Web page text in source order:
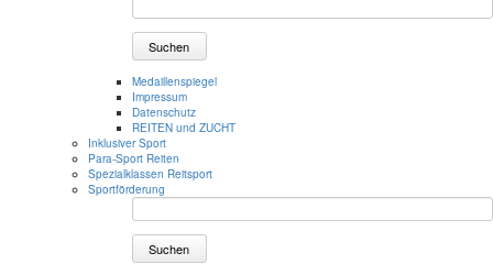
Suchen
Medaillenspiegel
Impressum
Datenschutz
REITEN und ZUCHT
Inklusiver Sport
Para-Sport Reiten
Spezialklassen Reitsport
Sportförderung
Suchen